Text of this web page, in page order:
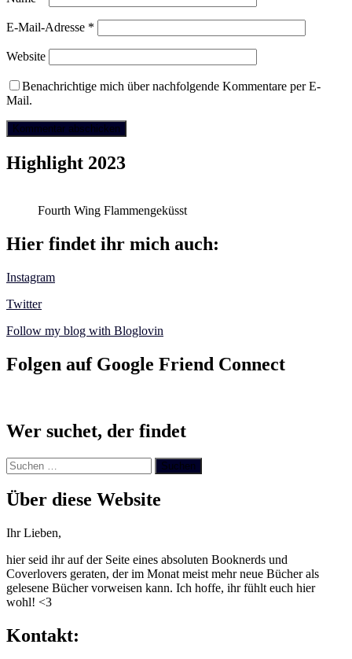
E-Mail-Adresse *
Website
Benachrichtige mich über nachfolgende Kommentare per E-
Mail.
Highlight 2023
Fourth Wing Flammengeküsst
Hier findet ihr mich auch:
Instagram
Twitter
Follow my blog with Bloglovin
Folgen auf Google Friend Connect
Wer suchet, der findet
Suchen
nach:
Über diese Website
Ihr Lieben,
hier seid ihr auf der Seite eines absoluten Booknerds und
Coverlovers geraten, der im Monat meist mehr neue Bücher als
gelesene Bücher vorweisen kann. Ich hoffe, ihr fühlt euch hier
wohl! <3
Kontakt: